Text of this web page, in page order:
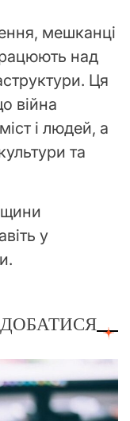
мешканці
над
Ця
війна
і людей, а
та
у